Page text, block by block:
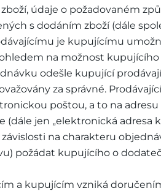
údaje o požadovaném
s dodáním zboží (dále
je kupujícímu
na možnost
odešle kupující
za správné.
poštou, a to na
jen „elektronická adresa
na charakteru
požádat kupujícího o
a kupujícím vzniká